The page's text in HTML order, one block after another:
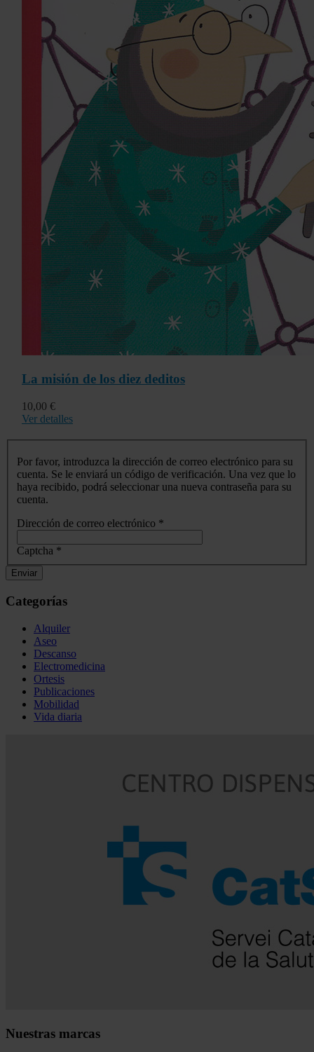
La misión de los diez deditos
10,00 €
Ver detalles
Por favor, introduzca la dirección de correo electrónico para su
cuenta. Se le enviará un código de verificación. Una vez que lo
haya recibido, podrá seleccionar una nueva contraseña para su
cuenta.
Dirección de correo electrónico *
Captcha *
Enviar
Categorías
Alquiler
Aseo
Descanso
Electromedicina
Ortesis
Publicaciones
Mobilidad
Vida diaria
Nuestras marcas